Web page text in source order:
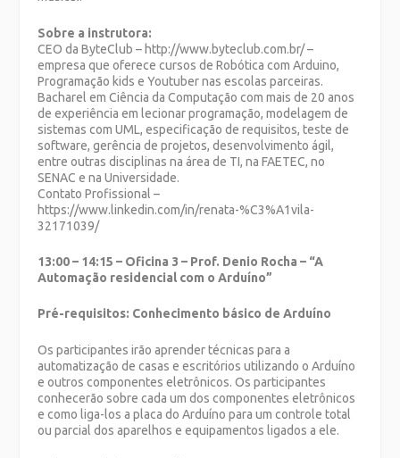
Sobre a instrutora:
CEO da ByteClub – http://www.byteclub.com.br/ –
empresa que oferece cursos de Robótica com Arduino,
Programação kids e Youtuber nas escolas parceiras.
Bacharel em Ciência da Computação com mais de 20 anos
de experiência em lecionar programação, modelagem de
sistemas com UML, especificação de requisitos, teste de
software, gerência de projetos, desenvolvimento ágil,
entre outras disciplinas na área de TI, na FAETEC, no
SENAC e na Universidade.
Contato Profissional –
https://www.linkedin.com/in/renata-%C3%A1vila-
32171039/
13:00 – 14:15 – Oficina 3 – Prof. Denio Rocha – “A
Automação residencial com o Arduíno”
Pré-requisitos: Conhecimento básico de Arduíno
Os participantes irão aprender técnicas para a
automatização de casas e escritórios utilizando o Arduíno
e outros componentes eletrônicos. Os participantes
conhecerão sobre cada um dos componentes eletrônicos
e como liga-los a placa do Arduíno para um controle total
ou parcial dos aparelhos e equipamentos ligados a ele.